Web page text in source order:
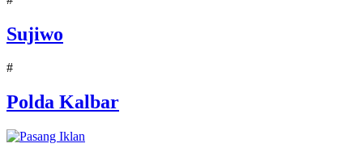
Sujiwo
#
Polda Kalbar